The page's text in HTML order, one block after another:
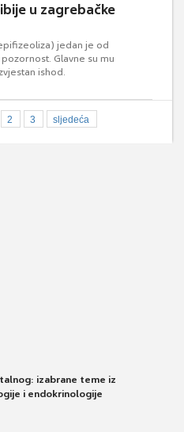
u zagrebačke
jedan je od
Glavne su mu
ishod.
2 3 sljedeća
izabrane teme iz
i endokrinologije